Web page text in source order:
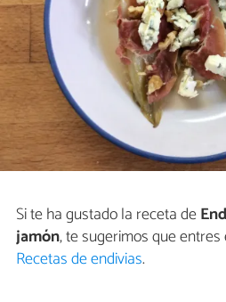
Si te ha gustado la receta de
jamón, te sugerimos que
Recetas de endivias.